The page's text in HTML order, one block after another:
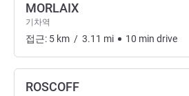
MORLAIX
기차역
접근: 5 km / 3.11 mi 10 min drive
ROSCOFF